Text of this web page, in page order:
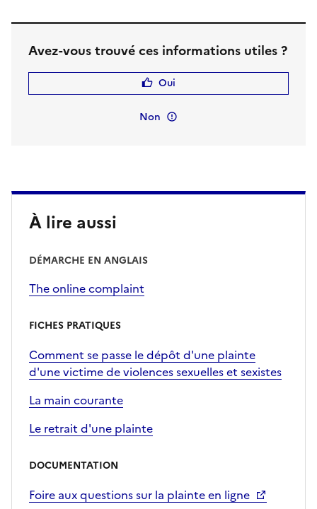
Avez-vous trouvé ces informations utiles ?
Oui
Non
À lire aussi
DÉMARCHE EN ANGLAIS
The online complaint
FICHES PRATIQUES
Comment se passe le dépôt d'une plainte
d'une victime de violences sexuelles et sexistes
La main courante
Le retrait d'une plainte
DOCUMENTATION
Foire aux questions sur la plainte en ligne